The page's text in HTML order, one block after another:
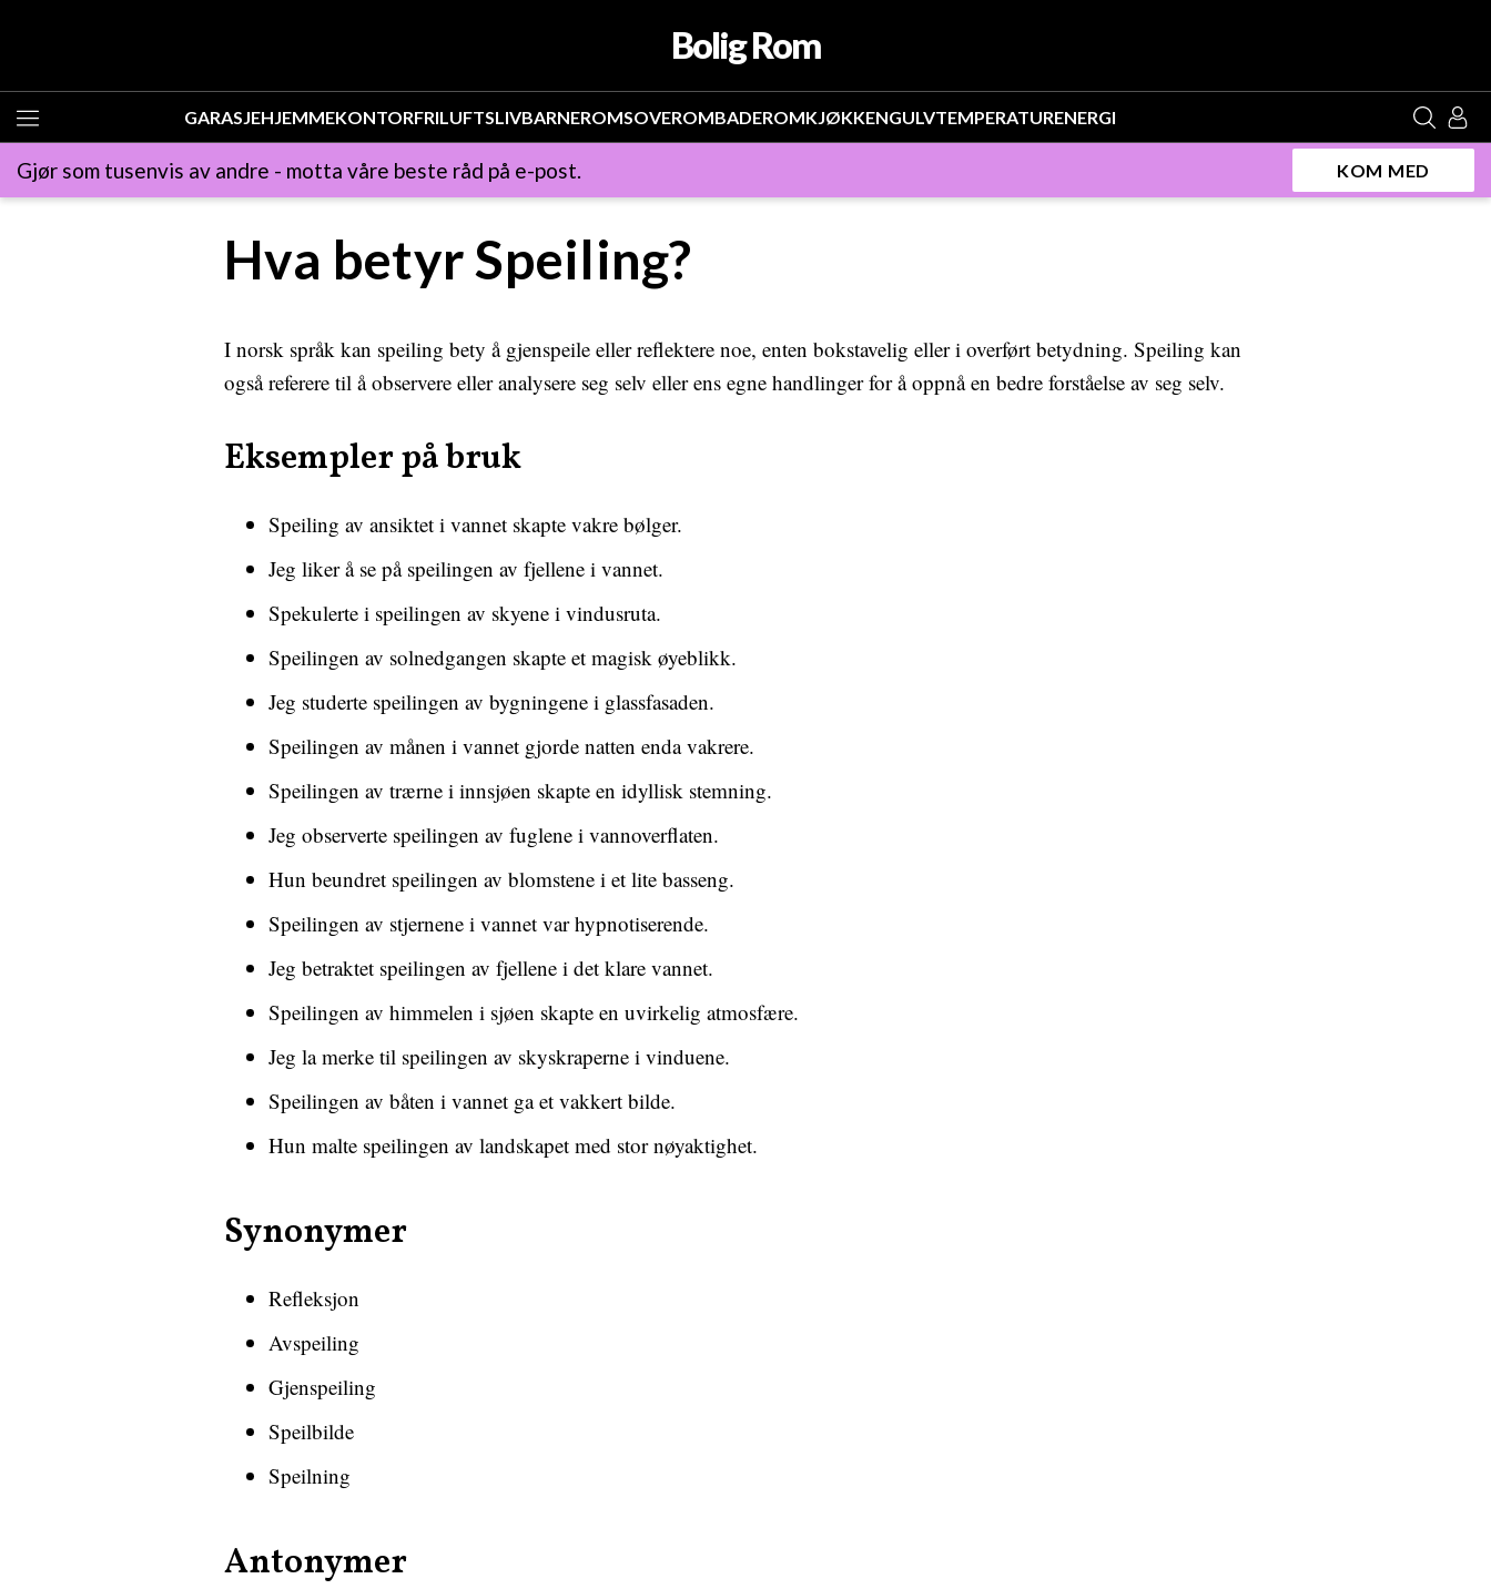
Bolig Rom
GARASJEHJEMMEKONTORFRILUFTSLIVBARNEROMSOVEROMBADEROMKJØKKENGULVTEMPERATURENERGI
Gjør som tusenvis av andre - motta våre beste råd på e-post. KOM MED
Hva betyr Speiling?
I norsk språk kan speiling bety å gjenspeile eller reflektere noe, enten bokstavelig eller i overført betydning. Speiling kan
også referere til å observere eller analysere seg selv eller ens egne handlinger for å oppnå en bedre forståelse av seg selv.
Eksempler på bruk
Speiling av ansiktet i vannet skapte vakre bølger.
Jeg liker å se på speilingen av fjellene i vannet.
Spekulerte i speilingen av skyene i vindusruta.
Speilingen av solnedgangen skapte et magisk øyeblikk.
Jeg studerte speilingen av bygningene i glassfasaden.
Speilingen av månen i vannet gjorde natten enda vakrere.
Speilingen av trærne i innsjøen skapte en idyllisk stemning.
Jeg observerte speilingen av fuglene i vannoverflaten.
Hun beundret speilingen av blomstene i et lite basseng.
Speilingen av stjernene i vannet var hypnotiserende.
Jeg betraktet speilingen av fjellene i det klare vannet.
Speilingen av himmelen i sjøen skapte en uvirkelig atmosfære.
Jeg la merke til speilingen av skyskraperne i vinduene.
Speilingen av båten i vannet ga et vakkert bilde.
Hun malte speilingen av landskapet med stor nøyaktighet.
Synonymer
Refleksjon
Avspeiling
Gjenspeiling
Speilbilde
Speilning
Antonymer